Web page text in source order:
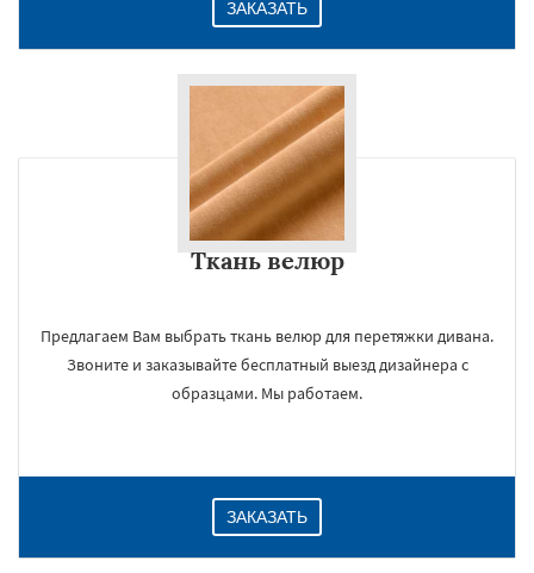
ЗАКАЗАТЬ
Ткань велюр
Предлагаем Вам выбрать ткань велюр для перетяжки дивана.
Звоните и заказывайте бесплатный выезд дизайнера с
образцами. Мы работаем.
ЗАКАЗАТЬ